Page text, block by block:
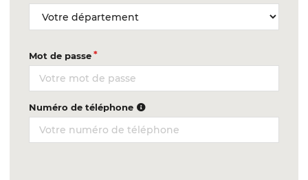
Mot de passe
Numéro de téléphone